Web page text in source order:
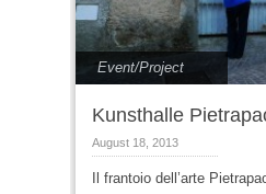
Event/Project
Kunsthalle
August 18, 2013
Il frantoio dell’arte